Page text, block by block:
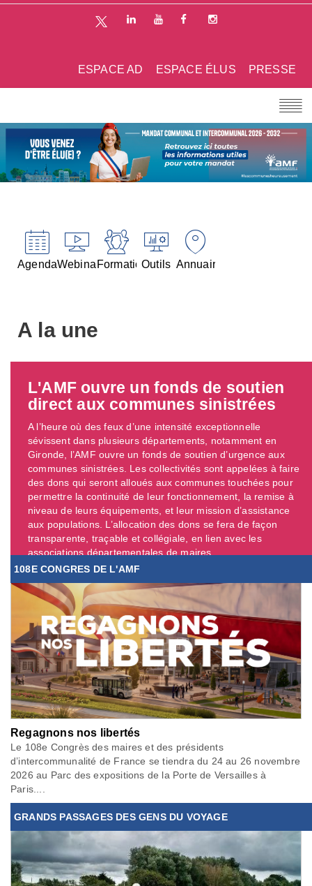
PRESSE
ESPACE ÉLUS
ESPACE AD
AgendaWebinairesFormationsOutils Annuaires
A la une
L'AMF ouvre un fonds de soutien
direct aux communes sinistrées
A l’heure où des feux d’une intensité exceptionnelle
sévissent dans plusieurs départements, notamment en
Gironde, l’AMF ouvre un fonds de soutien d’urgence aux
communes sinistrées. Les collectivités sont appelées à faire
des dons qui seront alloués aux communes touchées pour
permettre la continuité de leur fonctionnement, la remise à
niveau de leurs équipements, et leur mission d’assistance
aux populations. L’allocation des dons se fera de façon
transparente, traçable et collégiale, en lien avec les
associations départementales de maires. ...
108E CONGRES DE L'AMF
Regagnons nos libertés
Le 108e Congrès des maires et des présidents
d’intercommunalité de France se tiendra du 24 au 26 novembre
2026 au Parc des expositions de la Porte de Versailles à
Paris....
GRANDS PASSAGES DES GENS DU VOYAGE